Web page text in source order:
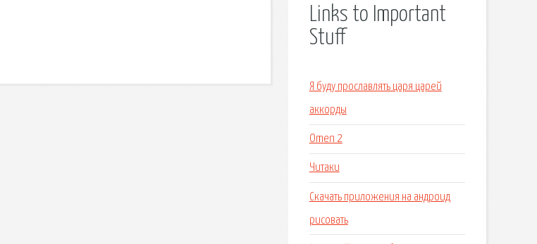
Links to Important
Stuff
Я буду прославлять царя царей
аккорды
Omen 2
Читаки
Скачать приложения на андроид
рисовать